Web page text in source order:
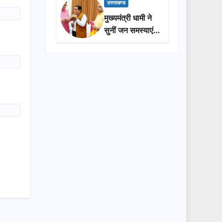
प्रशासन की
सराहना…
उत्तराखण्ड
मुख्यमंत्री धामी ने
सुनीं जन समस्याएं,
अधिकारियों को